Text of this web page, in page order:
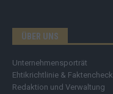
ÜBER UNS
Unternehmensporträt
Ehtikrichtlinie & Faktencheck
Redaktion und Verwaltung